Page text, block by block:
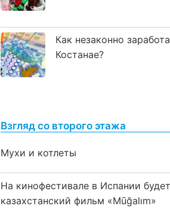
Как незаконно
Костанае?
Взгляд со второго этажа
Мухи и котлеты
На кинофестивале в Испании
казахстанский фильм «Mūğalım»